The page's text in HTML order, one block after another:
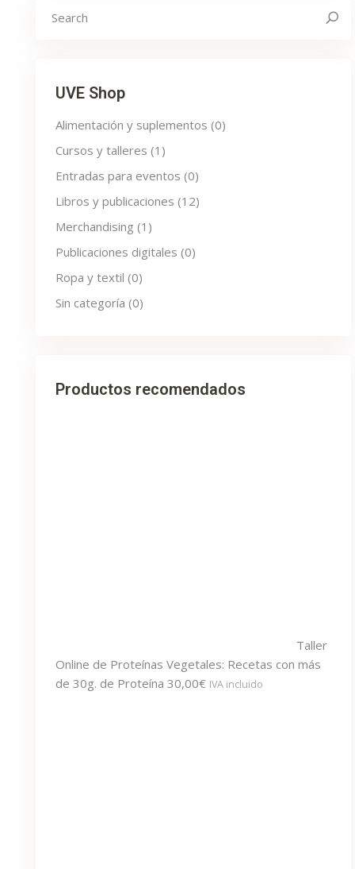
for:
UVE Shop
Alimentación y suplementos (0)
Cursos y talleres (1)
Entradas para eventos (0)
Libros y publicaciones (12)
Merchandising (1)
Publicaciones digitales (0)
Ropa y textil (0)
Sin categoría (0)
Productos recomendados
Taller
Online de Proteínas Vegetales: Recetas con más
de 30g. de Proteína 30,00€ IVA incluido